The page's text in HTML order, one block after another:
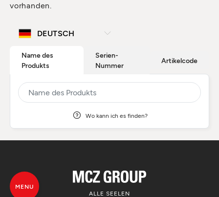
vorhanden.
Name des
Produkts
Serien-
Nummer
Artikelcode
Wo kann ich es finden?
ALLE SEELEN
MENU